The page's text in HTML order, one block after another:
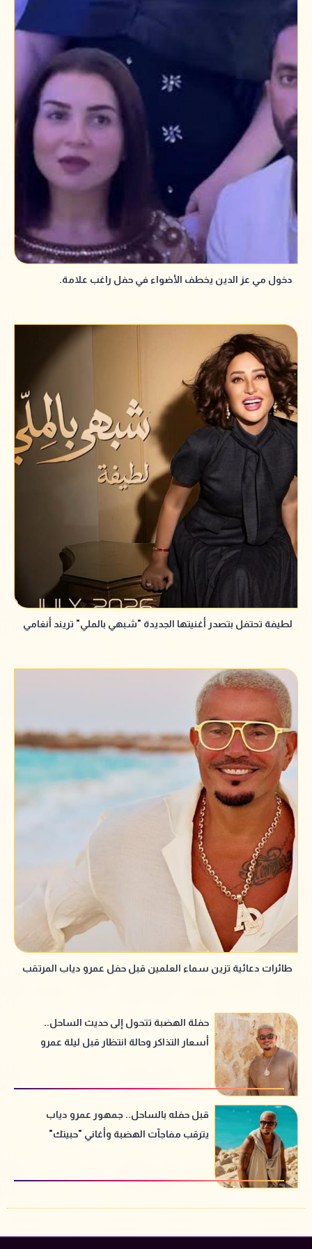
دخول مي عز الدين يخطف الأضواء في حفل راغب علامة.
لطيفة تحتفل بتصدر أغنيتها الجديدة "شبهي بالملي" تريند أنغامي
طائرات دعائية تزين سماء العلمين قبل حفل عمرو دياب المرتقب
حفلة الهضبة تتحول إلى حديث الساحل..
أسعار التذاكر وحالة انتظار قبل ليلة عمرو
قبل حفله بالساحل.. جمهور عمرو دياب
يترقب مفاجآت الهضبة وأغاني "حبيتك"